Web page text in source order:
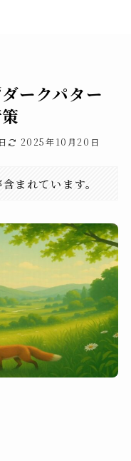
ークパター
2025年10月20日
まれています。